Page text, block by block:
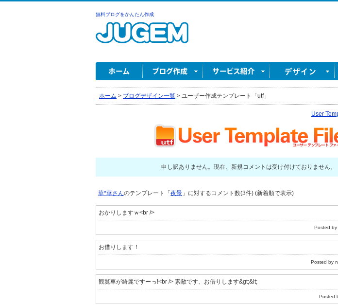
無料ブログをかんたん作成
ホーム > ブログデザイン一覧 > ユーザー作成テンプレート「utf」
User
申し訳ありません。現在、新規コメントは受け付けておりません。
華*華さんのテンプレート「 夜景 」に対するコメント数(3件) (新着順で表示)
おかりしますｗ<br />
Posted by
お借りします！
Posted by
観覧車が綺麗ですーっ!<br /> 素敵です、お借りします&gt;&lt;
Posted